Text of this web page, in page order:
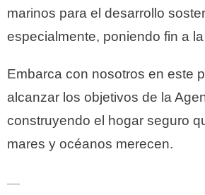
marinos para el desarrollo
especialmente, poniendo fin a
Embarca con nosotros en este
alcanzar los objetivos de la
construyendo el hogar seguro
mares y océanos merecen.